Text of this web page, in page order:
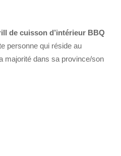
de cuisson d’intérieur BBQ
personne qui réside au
majorité dans sa province/son